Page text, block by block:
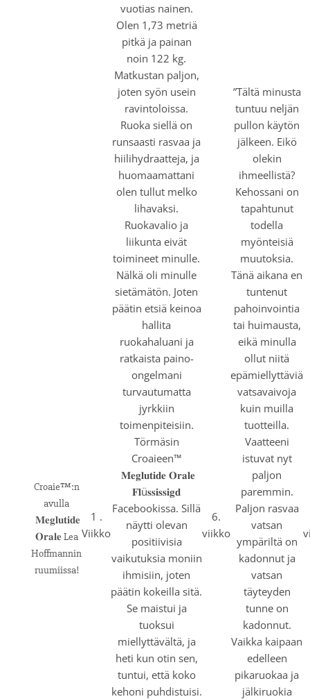
Croaie™:n
avulla
𝐌𝐞𝐠𝐥𝐮𝐭𝐢𝐝𝐞
𝐎𝐫𝐚𝐥𝐞 Lea
Hoffmannin
ruumiissa!
1 .
Viikko
vuotias nainen.
Olen 1,73 metriä
pitkä ja painan
noin 122 kg.
Matkustan paljon,
joten syön usein
ravintoloissa.
Ruoka siellä on
runsaasti rasvaa ja
hiilihydraatteja, ja
huomaamattani
olen tullut melko
lihavaksi.
Ruokavalio ja
liikunta eivät
toimineet minulle.
Nälkä oli minulle
sietämätön. Joten
päätin etsiä keinoa
hallita
ruokahaluani ja
ratkaista paino-
ongelmani
turvautumatta
jyrkkiin
toimenpiteisiin.
Törmäsin
Croaieen™
𝐌𝐞𝐠𝐥𝐮𝐭𝐢𝐝𝐞 𝐎𝐫𝐚𝐥𝐞
𝐅𝐥ü𝐬𝐬𝐢𝐬𝐬𝐢𝐠𝐝
Facebookissa. Sillä
näytti olevan
positiivisia
vaikutuksia moniin
ihmisiin, joten
päätin kokeilla sitä.
Se maistui ja
tuoksui
miellyttävältä, ja
heti kun otin sen,
tuntui, että koko
kehoni puhdistuisi.
6.
viikko
”Tältä minusta
tuntuu neljän
pullon käytön
jälkeen. Eikö
olekin
ihmeellistä?
Kehossani on
tapahtunut
todella
myönteisiä
muutoksia.
Tänä aikana en
tuntenut
pahoinvointia
tai huimausta,
eikä minulla
ollut niitä
epämiellyttäviä
vatsavaivoja
kuin muilla
tuotteilla.
Vaatteeni
istuvat nyt
paljon
paremmin.
Paljon rasvaa
vatsan
ympäriltä on
kadonnut ja
vatsan
täyteyden
tunne on
kadonnut.
Vaikka kaipaan
edelleen
pikaruokaa ja
jälkiruokia